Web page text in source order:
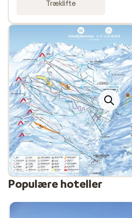
tilbyde dig. Når du bestiller en
Sunweb, så er liftkorter
har betalt hjemmefra.
Se alle Sunwebs skiferier i
Træklifte
Populære hoteller